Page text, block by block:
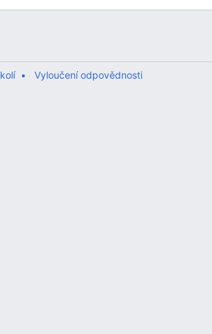
Vyloučení odpovědnosti